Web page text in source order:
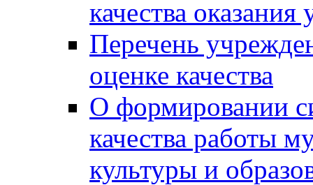
качества оказания
Перечень
оценке качества
О формировании
качества работы
культуры и